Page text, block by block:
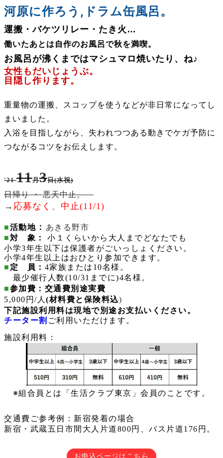
河原に作ろう, ドラム缶風呂。
運搬・バケツリレー・たき火…
働いたあとは自作のお風呂で秋を満喫。
お風呂が沸くまではマシュマロ焼いたり、ね♪
女性もだいじょうぶ。
目隠し作ります。
重量物の運搬、スコップを使うなどが非日常になってし
まいました。
入浴を目指しながら、失われつつある動きでケガ予防に
つながるコツをお伝えします。
'2111月3日(水祝)
日帰り ・ 悪天中止。
→ 応募なく、中止(11/1)
■活動地 ： あきる野市
■対 象： 小１くらいから大人までどなたでも
小学3年生以下は保護者がごいっしょください。
小学4年生以上はおひとり参加できます。
■ 定 員： 4家族または10名様。
最少催行人数(10/31までに)4名様。
■参加費 ： 交通費別途実費
5,000 円/人 (材料費と保険料込)
下記施設利用料は現地で別途お支払いください。
チーター割 ご利用いただけます。
施設利用料：
※組合員とは「生活クラブ東京」会員のことです。
交通費ご参考例：新宿発着の場合
新宿・武蔵五日市間大人片道800円、バス片道176円。
お申込ページはこちら